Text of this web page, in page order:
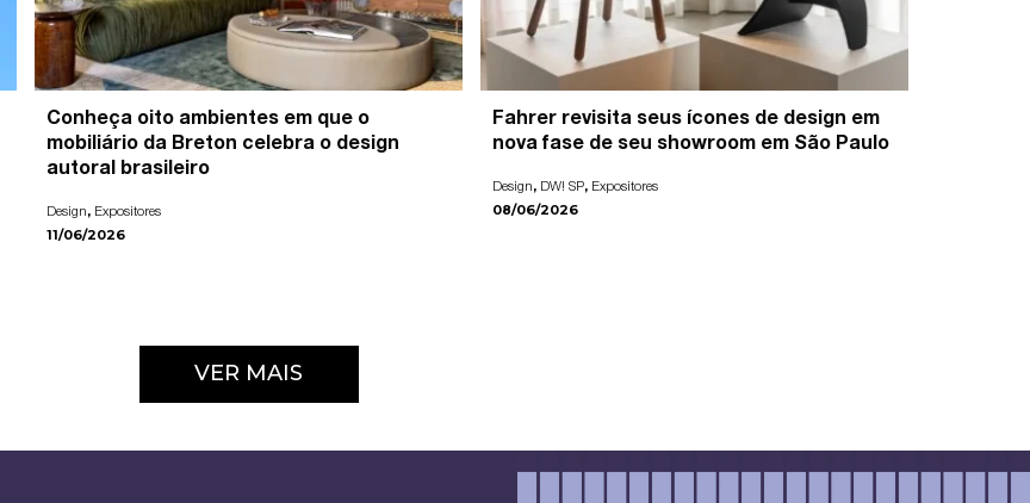
Conheça oito ambientes em que o
mobiliário da Breton celebra o design
autoral brasileiro
Design, Expositores
11/06/2026
Fahrer revisita seus ícones de design em
nova fase de seu showroom em São Paulo
Design, DW! SP, Expositores
08/06/2026
VER MAIS